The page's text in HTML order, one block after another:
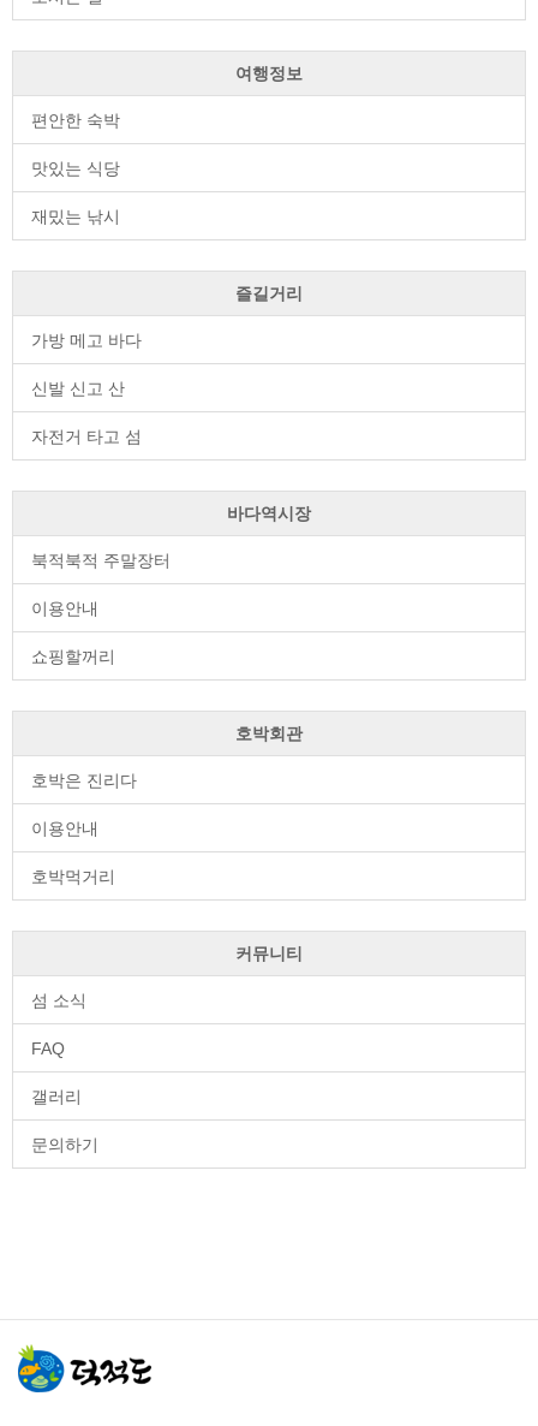
여행정보
편안한 숙박
맛있는 식당
재밌는 낚시
즐길거리
가방 메고 바다
신발 신고 산
자전거 타고 섬
바다역시장
북적북적 주말장터
이용안내
쇼핑할꺼리
호박회관
호박은 진리다
이용안내
호박먹거리
커뮤니티
섬 소식
FAQ
갤러리
문의하기